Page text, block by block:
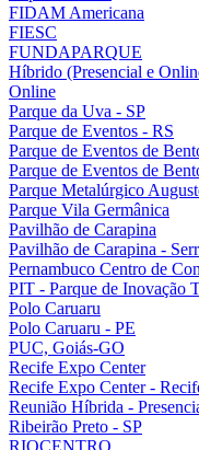
FIDAM Americana
FIESC
FUNDAPARQUE
Híbrido (Presencial e
Online
Parque da Uva - SP
Parque de Eventos - RS
Parque de Eventos de
Parque de Eventos de
Parque Metalúrgico
Parque Vila Germânica
Pavilhão de Carapina
Pavilhão de Carapina -
Pernambuco Centro de
PIT - Parque de Inovação
Polo Caruaru
Polo Caruaru - PE
PUC, Goiás-GO
Recife Expo Center
Recife Expo Center -
Reunião Híbrida -
Ribeirão Preto - SP
RIOCENTRO